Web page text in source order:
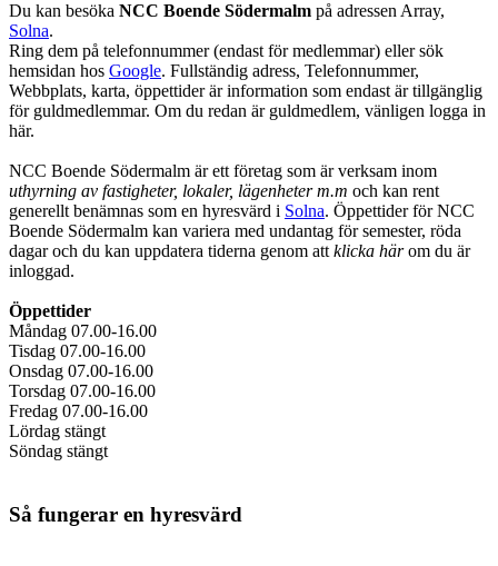
Du kan besöka NCC Boende Södermalm på adressen Array,
Solna.
Ring dem på telefonnummer (endast för medlemmar) eller sök
hemsidan hos Google. Fullständig adress, Telefonnummer,
Webbplats, karta, öppettider är information som endast är tillgänglig
för guldmedlemmar. Om du redan är guldmedlem, vänligen logga in
här.
NCC Boende Södermalm är ett företag som är verksam inom
uthyrning av fastigheter, lokaler, lägenheter m.m och kan rent
generellt benämnas som en hyresvärd i Solna. Öppettider för NCC
Boende Södermalm kan variera med undantag för semester, röda
dagar och du kan uppdatera tiderna genom att klicka härom du är
inloggad.
Öppettider
Måndag 07.00-16.00
Tisdag 07.00-16.00
Onsdag 07.00-16.00
Torsdag 07.00-16.00
Fredag 07.00-16.00
Lördag stängt
Söndag stängt
Så fungerar en hyresvärd